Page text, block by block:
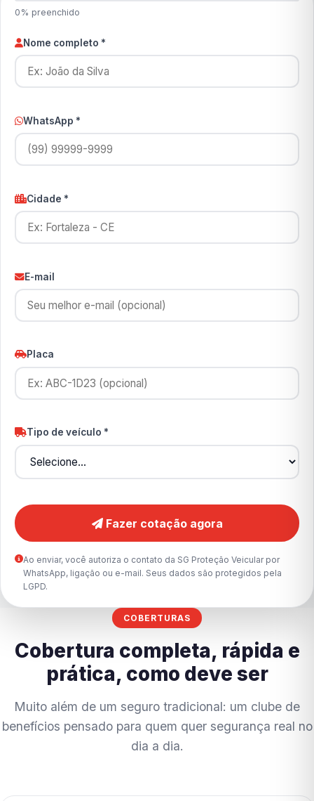
0% preenchido
Nome completo *
WhatsApp *
Cidade *
E-mail
Placa
Tipo de veículo *
Fazer cotação agora
Ao enviar, você autoriza o contato da SG Proteção Veicular por
WhatsApp, ligação ou e-mail. Seus dados são protegidos pela
LGPD.
COBERTURAS
Cobertura completa, rápida e
prática, como deve ser
Muito além de um seguro tradicional: um clube de
benefícios pensado para quem quer segurança real no
dia a dia.